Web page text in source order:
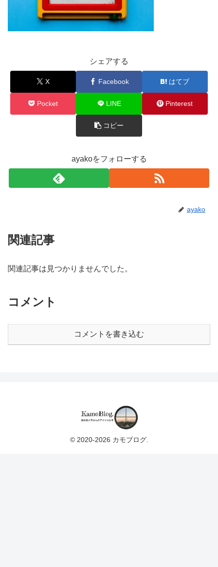
シェアする
X Facebook はてブ
Pocket LINE Pinterest
コピー
ayakoをフォローする
ayako
関連記事
関連記事は見つかりませんでした。
コメント
コメントを書き込む
© 2020-2026 カモブログ.